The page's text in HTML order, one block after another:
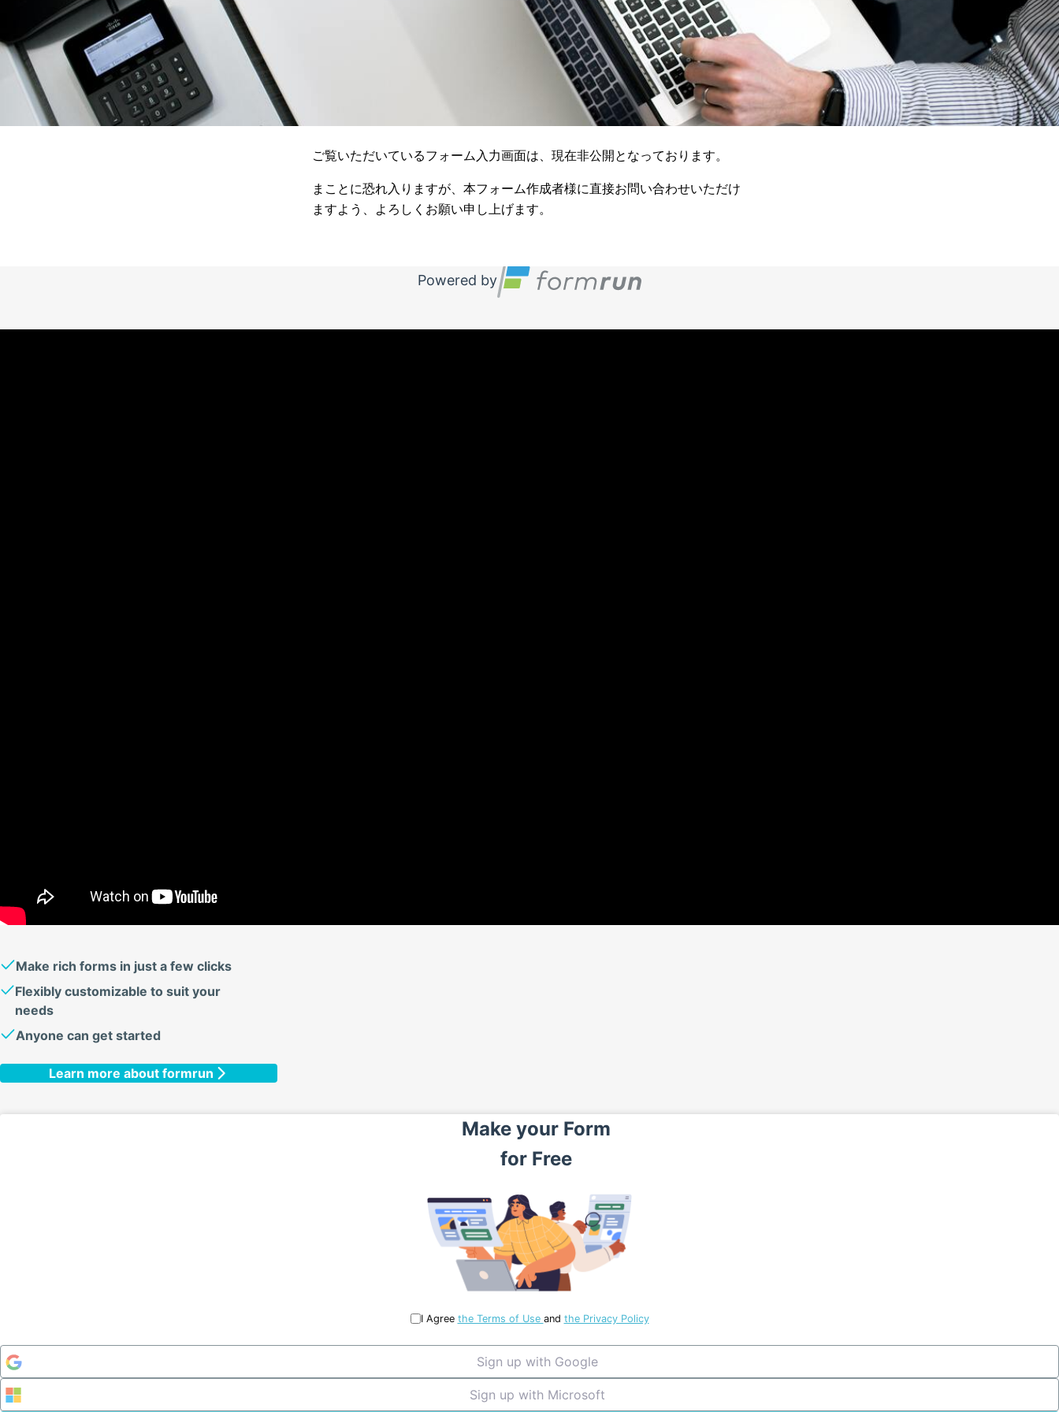
ご覧いただいているフォーム入力画面は、現在非公開となっております。
まことに恐れ入りますが、本フォーム作成者様に直接お問い合わせいただけ
ますよう、よろしくお願い申し上げます。
Powered by
Make rich forms in just a few clicks
Flexibly customizable to suit your
needs
Anyone can get started
Learn more about formrun
Make your Form
for Free
I Agree the Terms of Use and the Privacy Policy
Sign up with Google
Sign up with Microsoft